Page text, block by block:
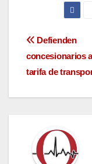
de
Defienden
concesionarios
tarifa de